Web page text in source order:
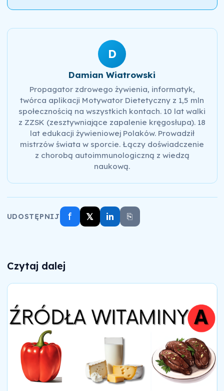
D
Damian Wiatrowski
Propagator zdrowego żywienia, informatyk,
twórca aplikacji Motywator Dietetyczny z 1,5 mln
społecznością na wszystkich kontach. 10 lat walki
z ZZSK (zesztywniające zapalenie kręgosłupa). 18
lat edukacji żywieniowej Polaków. Prowadził
mistrzów świata w sporcie. Łączy doświadczenie
z chorobą autoimmunologiczną z wiedzą
naukową.
UDOSTĘPNIJ f 𝕏 in ⎘
Czytaj dalej